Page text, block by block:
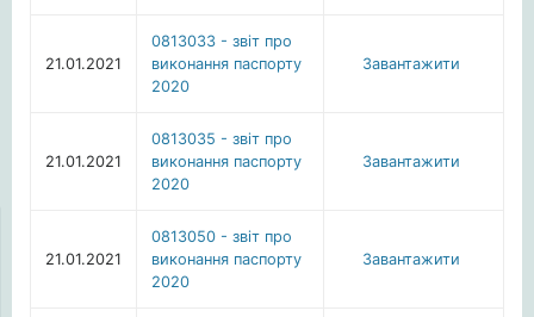
21.01.2021
0813033 - звіт про
виконання паспорту
2020
Завантажити
21.01.2021
0813035 - звіт про
виконання паспорту
2020
Завантажити
21.01.2021
0813050 - звіт про
виконання паспорту
2020
Завантажити